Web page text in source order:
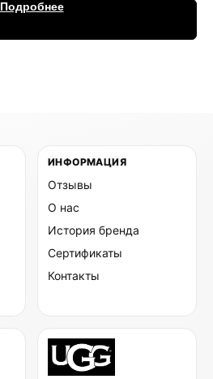
Подробнее
ИНФОРМАЦИЯ
Отзывы
О нас
История бренда
Сертификаты
Контакты